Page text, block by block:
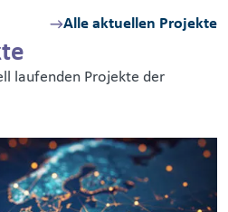
laufenden Projekte der
Alle aktuellen Projekte